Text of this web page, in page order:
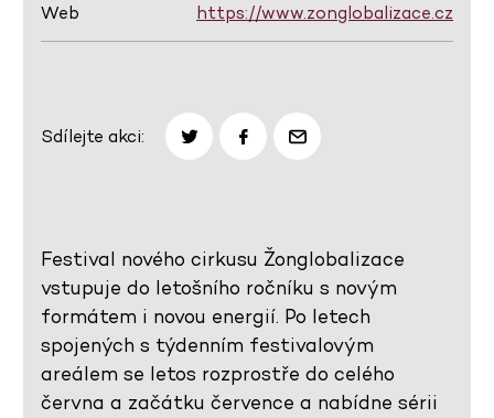
Web https://www.zonglobalizace.cz
Sdílejte akci:
Festival nového cirkusu Žonglobalizace
vstupuje do letošního ročníku s novým
formátem i novou energií. Po letech
spojených s týdenním festivalovým
areálem se letos rozprostře do celého
června a začátku července a nabídne sérii